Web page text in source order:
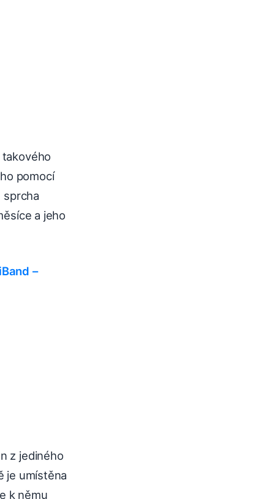
pomocí
sprcha
a jeho
–
z jediného
je umístěna
k němu